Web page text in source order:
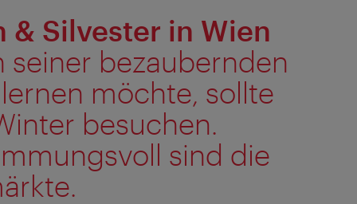
& Silvester in Wien
seiner bezaubernden
möchte, sollte
besuchen.
sind die